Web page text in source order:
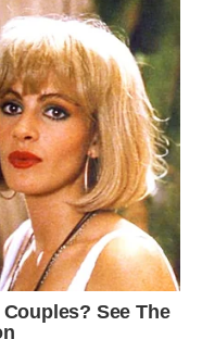
зачепило-зупинило
сидіння автівки.